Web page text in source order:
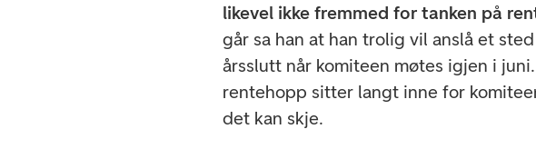
likevel ikke fremmed for tanken på
går sa han at han trolig vil anslå et
årsslutt når komiteen møtes igjen i
rentehopp sitter langt inne for
det kan skje.